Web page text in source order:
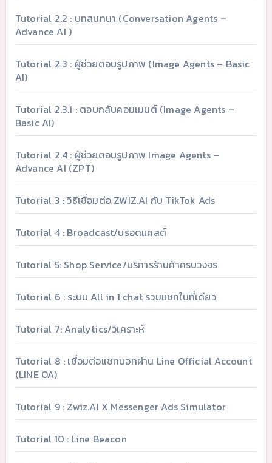
Tutorial 2.2 : บทสนทนา (Conversation Agents –
Advance AI )
Tutorial 2.3 : ผู้ช่วยตอบรูปภาพ (Image Agents – Basic
AI)
Tutorial 2.3.1 : ตอบกลับคอมเมนต์ (Image Agents –
Basic AI)
Tutorial 2.4 : ผู้ช่วยตอบรูปภาพ Image Agents –
Advance AI (ZPT)
Tutorial 3 : วิธีเชื่อมต่อ ZWIZ.AI กับ TikTok Ads
Tutorial 4 : Broadcast/บรอดแคสต์
Tutorial 5: Shop Service/บริการร้านค้าครบวงจร
Tutorial 6 : ระบบ All in 1 chat รวมแชทในที่เดียว
Tutorial 7: Analytics/วิเคราะห์
Tutorial 8 : เชื่อมต่อแชทบอทผ่าน Line Official Account
(LINE OA)
Tutorial 9 : Zwiz.AI X Messenger Ads Simulator
Tutorial 10 : Line Beacon